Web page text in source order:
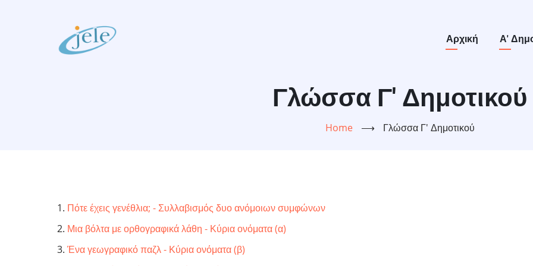
Main
Αρχική Α'
Γλώσσα Γ' Δημοτικού
Home ⟶ Γλώσσα Γ' Δημοτικού
Πότε έχεις γενέθλια; - Συλλαβισμός δυο ανόμοιων συμφώνων
Μια βόλτα με ορθογραφικά λάθη - Κύρια ονόματα (α)
Ένα γεωγραφικό παζλ - Κύρια ονόματα (β)